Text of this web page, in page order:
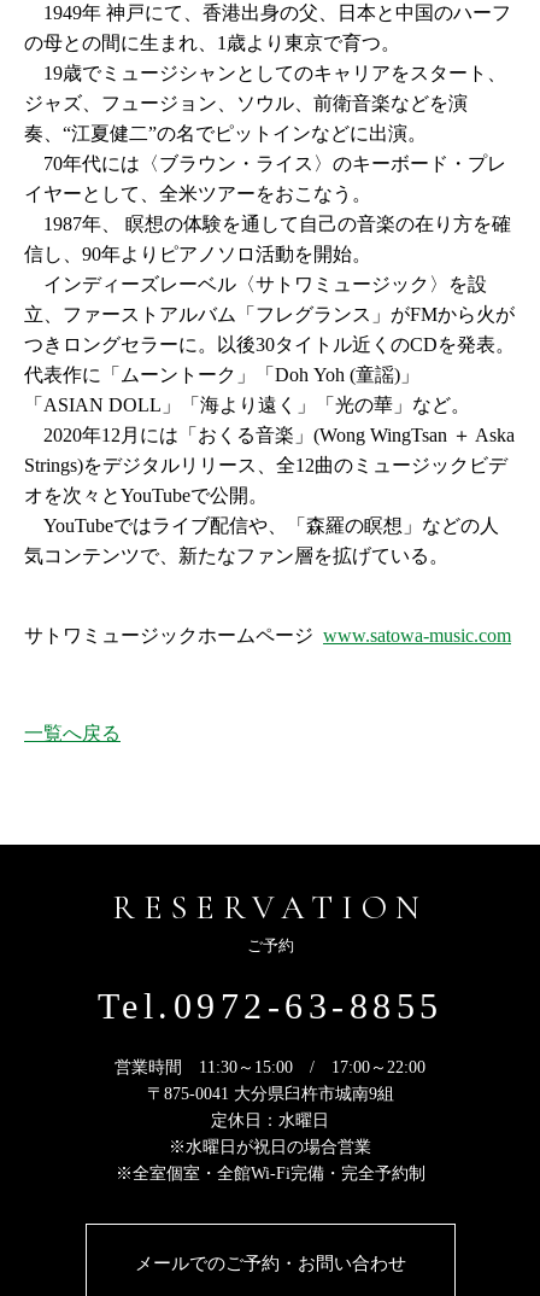
1949年 神戸にて、香港出身の父、日本と中国のハーフ
の母との間に生まれ、1歳より東京で育つ。
19歳でミュージシャンとしてのキャリアをスタート、
ジャズ、フュージョン、ソウル、前衛音楽などを演
奏、“江夏健二”の名でピットインなどに出演。
70年代には〈ブラウン・ライス〉のキーボード・プレ
イヤーとして、全米ツアーをおこなう。
1987年、 瞑想の体験を通して自己の音楽の在り方を確
信し、90年よりピアノソロ活動を開始。
インディーズレーベル〈サトワミュージック〉を設
立、ファーストアルバム「フレグランス」がFMから火が
つきロングセラーに。以後30タイトル近くのCDを発表。
代表作に「ムーントーク」「Doh Yoh (童謡)」
「ASIAN DOLL」「海より遠く」「光の華」など。
2020年12月には「おくる音楽」(Wong WingTsan ＋ Aska
Strings)をデジタルリリース、全12曲のミュージックビデ
オを次々とYouTubeで公開。
YouTubeではライブ配信や、「森羅の瞑想」などの人
気コンテンツで、新たなファン層を拡げている。
サトワミュージックホームページ www.satowa-music.com
一覧へ戻る
RESERVATION
ご予約
Tel.0972-63-8855
営業時間 11:30～15:00 / 17:00～22:00
〒875-0041 大分県臼杵市城南9組
定休日：水曜日
※水曜日が祝日の場合営業
※全室個室・全館Wi-Fi完備・完全予約制
メールでのご予約・お問い合わせ